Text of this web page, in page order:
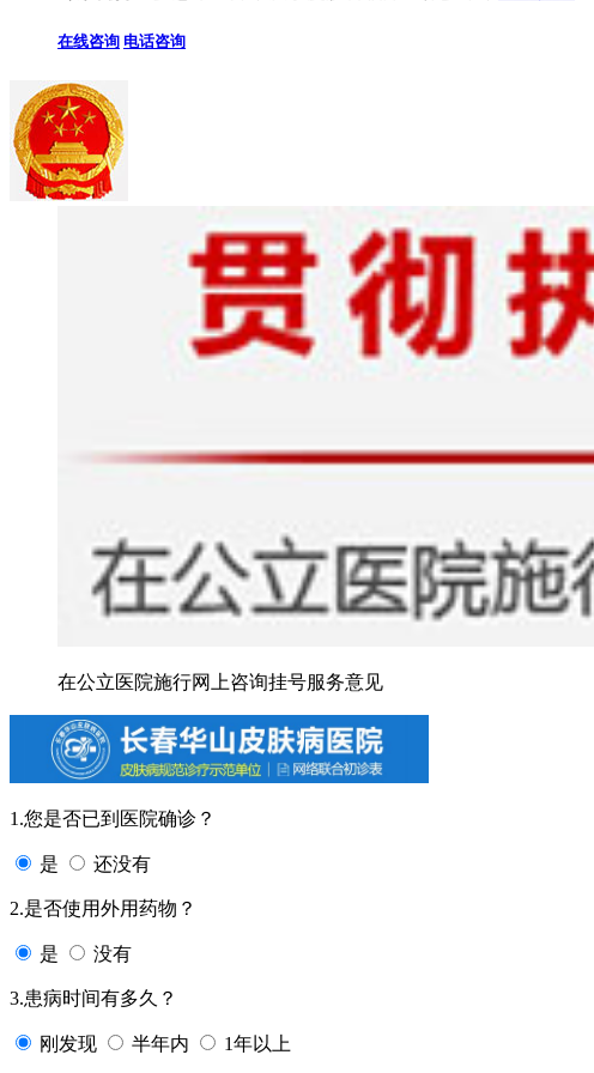
在线咨询 电话咨询
在公立医院施行网上咨询挂号服务意见
1.您是否已到医院确诊？
是 还没有
2.是否使用外用药物？
是 没有
3.患病时间有多久？
刚发现 半年内 1年以上